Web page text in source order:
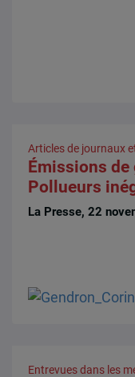
Articles de journaux
Émissions de
Pollueurs
La Presse, 22
Entrevues dans les